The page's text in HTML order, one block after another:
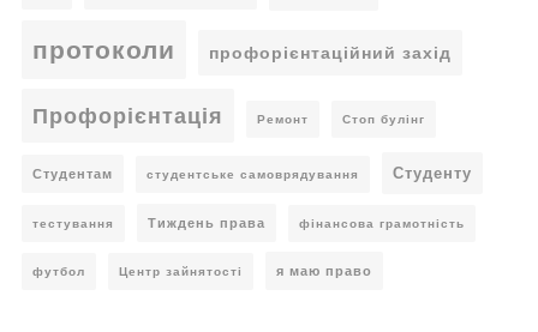
протоколи профорієнтаційний захід
Профорієнтація Ремонт Стоп булінг
Студентам студентське самоврядування Студенту
тестування Тиждень права фінансова грамотність
футбол Центр зайнятості я маю право